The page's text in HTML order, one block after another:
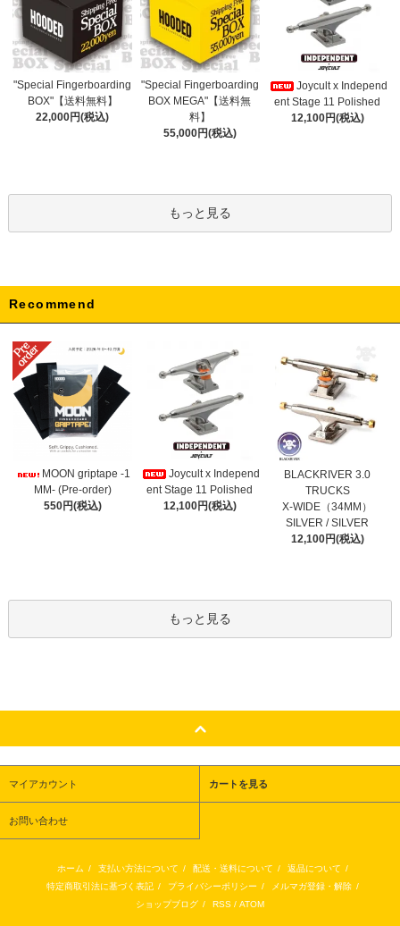
"Special Fingerboarding
BOX"【送料無料】
22,000円(税込)
"Special Fingerboarding
BOX MEGA"【送料無
料】
55,000円(税込)
Joycult x Independ
ent Stage 11 Polished
12,100円(税込)
もっと見る
Recommend
MOON griptape -1
MM- (Pre-order)
550円(税込)
Joycult x Independ
ent Stage 11 Polished
12,100円(税込)
BLACKRIVER 3.0
TRUCKS
X-WIDE（34MM）
SILVER / SILVER
12,100円(税込)
もっと見る
マイアカウント カートを見る
お問い合わせ
ホーム / 支払い方法について / 配送・送料について / 返品について /
特定商取引法に基づく表記 / プライバシーポリシー / メルマガ登録・解除 /
ショップブログ / RSS / ATOM